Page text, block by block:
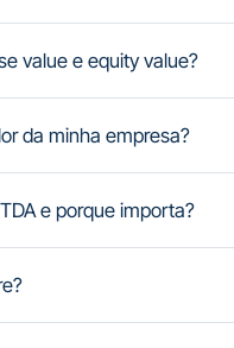
value e equity value?
da minha empresa?
e porque importa?